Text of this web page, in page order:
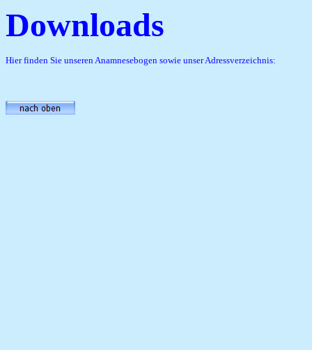
Downloads
Hier finden Sie unseren Anamnesebogen sowie unser Adressverzeichnis: